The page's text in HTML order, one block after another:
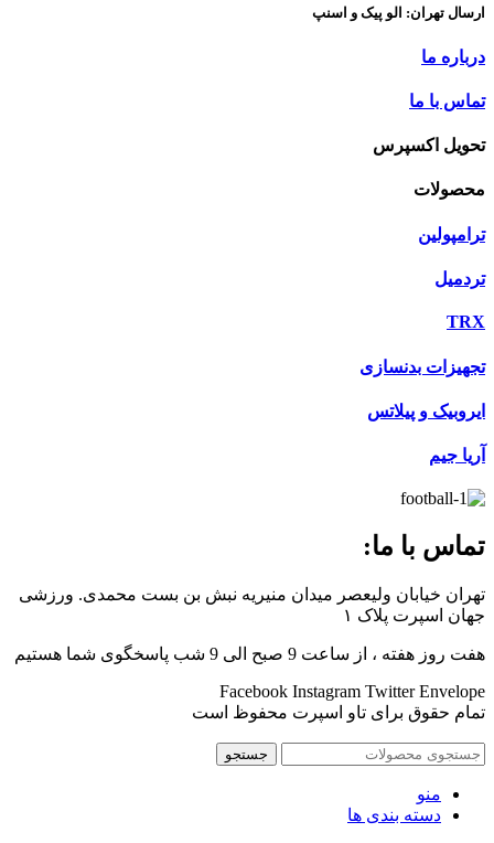
ارسال تهران: الو پیک و اسنپ
درباره ما
تماس با ما
تحویل اکسپرس
محصولات
ترامپولین
تردمیل
TRX
تجهیزات بدنسازی
ایروبیک و پیلاتس
آریا جیم
تماس با ما:
تهران خیابان ولیعصر میدان منیریه نبش بن بست محمدی. ورزشی
جهان اسپرت پلاک ۱
هفت روز هفته ، از ساعت 9 صبح الی 9 شب پاسخگوی شما هستیم
Facebook Instagram Twitter Envelope
تمام حقوق برای تاو اسپرت محفوظ است
جستجو
منو
دسته بندی ها